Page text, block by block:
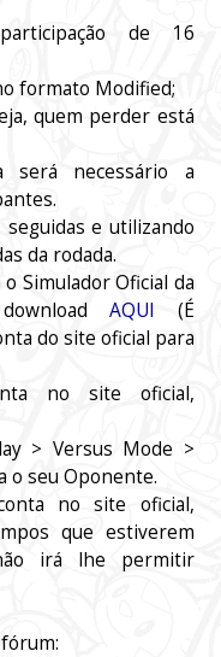
de 16
formato Modified;
quem perder está
será necessário a
e utilizando
da rodada.
Simulador Oficial da
downloadAQUI
(É
do site oficial para
no site oficial,
> Versus Mode >
o seu Oponente.
no site oficial,
que estiverem
irá lhe permitir